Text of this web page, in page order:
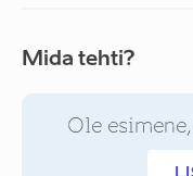
Mida tehti?
Ole